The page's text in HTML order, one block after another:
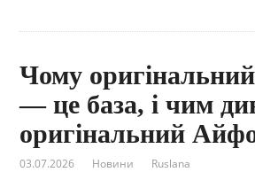
Чому
— це база, і чим
оригінальний
03.07.2026 Новини Ruslana